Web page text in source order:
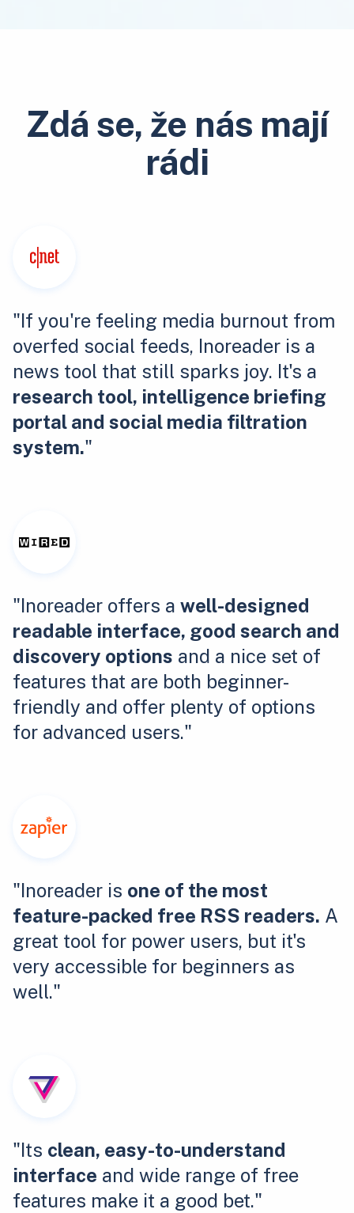
Zdá se, že nás mají
rádi
"If you're feeling media burnout from
overfed social feeds, Inoreader is a
news tool that still sparks joy. It's a
research tool, intelligence briefing
portal and social media filtration
system."
"Inoreader offers a well-designed
readable interface, good search and
discovery options and a nice set of
features that are both beginner-
friendly and offer plenty of options
for advanced users."
"Inoreader is one of the most
feature-packed free RSS readers. A
great tool for power users, but it's
very accessible for beginners as
well."
"Its clean, easy-to-understand
interface and wide range of free
features make it a good bet."